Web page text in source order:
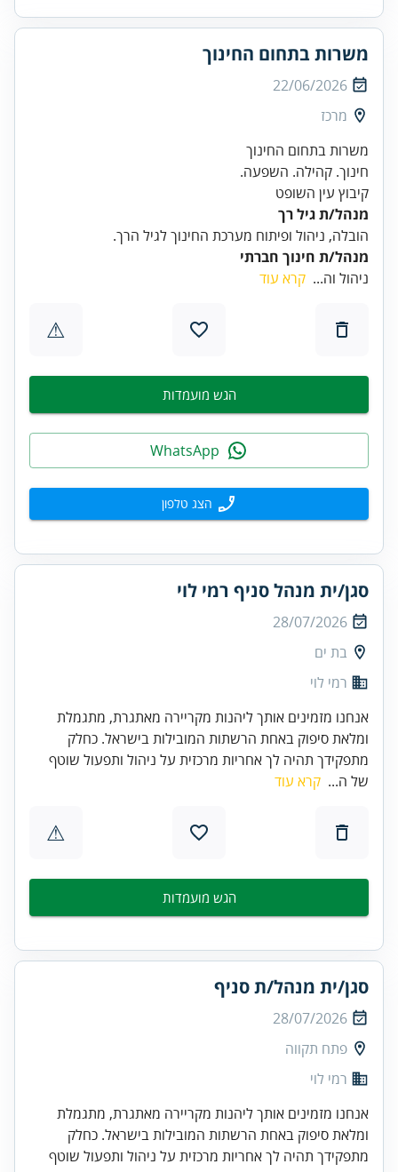
משרות בתחום החינוך
22/06/2026
מרכז
קיבוץ עין השופט
מנהל/ת גיל רך
הובלה, ניהול ופיתוח מערכת החינוך לגיל הרך.
מנהל/ת חינוך חברתי
ניהול וה... קרא עוד
⚠
הגש מועמדות
הצג טלפון
סגן/ית מנהל סניף רמי לוי
28/07/2026
בת ים
רמי לוי
אנחנו מזמינים אותך ליהנות מקריירה מאתגרת, מתגמלת
ומלאת סיפוק באחת הרשתות המובילות בישראל. כחלק
מתפקידך תהיה לך אחריות מרכזית על ניהול ותפעול שוטף
של ה... קרא עוד
⚠
הגש מועמדות
סגן/ית מנהל/ת סניף
28/07/2026
פתח תקווה
רמי לוי
אנחנו מזמינים אותך ליהנות מקריירה מאתגרת, מתגמלת
ומלאת סיפוק באחת הרשתות המובילות בישראל. כחלק
מתפקידך תהיה לך אחריות מרכזית על ניהול ותפעול שוטף